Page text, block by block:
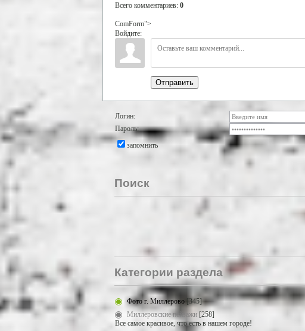
Всего комментариев: 0
ComForm">
Войдите:
Отправить
Логин:
Пароль:
запомнить
Поиск
Категории раздела
Фото г. Миллерово [345]
Миллеровские пейзажи [258]
Все самое красивое, что есть в нашем городе!